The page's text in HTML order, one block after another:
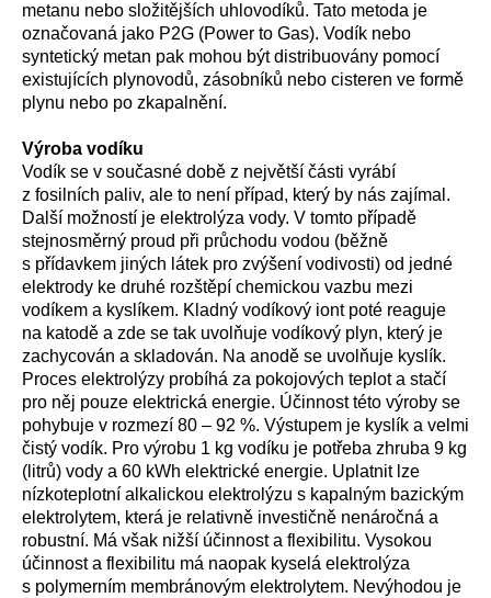
metanu nebo složitějších uhlovodíků. Tato metoda je
označovaná jako P2G (Power to Gas). Vodík nebo
syntetický metan pak mohou být distribuovány pomocí
existujících plynovodů, zásobníků nebo cisteren ve formě
plynu nebo po zkapalnění.
Výroba vodíku
Vodík se v současné době z největší části vyrábí
z fosilních paliv, ale to není případ, který by nás zajímal.
Další možností je elektrolýza vody. V tomto případě
stejnosměrný proud při průchodu vodou (běžně
s přídavkem jiných látek pro zvýšení vodivosti) od jedné
elektrody ke druhé rozštěpí chemickou vazbu mezi
vodíkem a kyslíkem. Kladný vodíkový iont poté reaguje
na katodě a zde se tak uvolňuje vodíkový plyn, který je
zachycován a skladován. Na anodě se uvolňuje kyslík.
Proces elektrolýzy probíhá za pokojových teplot a stačí
pro něj pouze elektrická energie. Účinnost této výroby se
pohybuje v rozmezí 80 – 92 %. Výstupem je kyslík a velmi
čistý vodík. Pro výrobu 1 kg vodíku je potřeba zhruba 9 kg
(litrů) vody a 60 kWh elektrické energie. Uplatnit lze
nízkoteplotní alkalickou elektrolýzu s kapalným bazickým
elektrolytem, která je relativně investičně nenáročná a
robustní. Má však nižší účinnost a flexibilitu. Vysokou
účinnost a flexibilitu má naopak kyselá elektrolýza
s polymerním membránovým elektrolytem. Nevýhodou je